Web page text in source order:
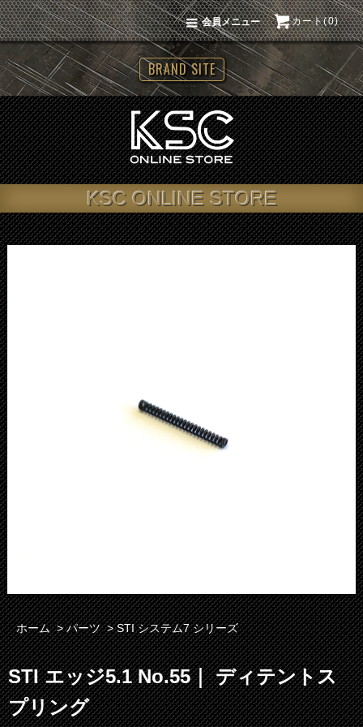
カート(0)
会員メニュー
BRAND SITE
KSC ONLINE STORE
ホーム >パーツ >STI システム7 シリーズ
STI エッジ5.1 No.55｜ ディテントス
プリング